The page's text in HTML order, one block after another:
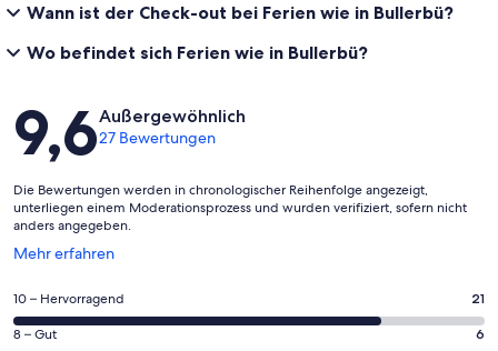
Wann ist der Check-out bei Ferien wie in Bullerbü?
Wo befindet sich Ferien wie in Bullerbü?
Bewertungen
9,6Außergewöhnlich
27 Bewertungen
Die Bewertungen werden in chronologischer Reihenfolge angezeigt,
unterliegen einem Moderationsprozess und wurden verifiziert, sofern nicht
anders angegeben.
Mehr erfahren
Wird
einem
neuen
Fenster
21
von
10 – Hervorragend 21
6
8 – Gut 6